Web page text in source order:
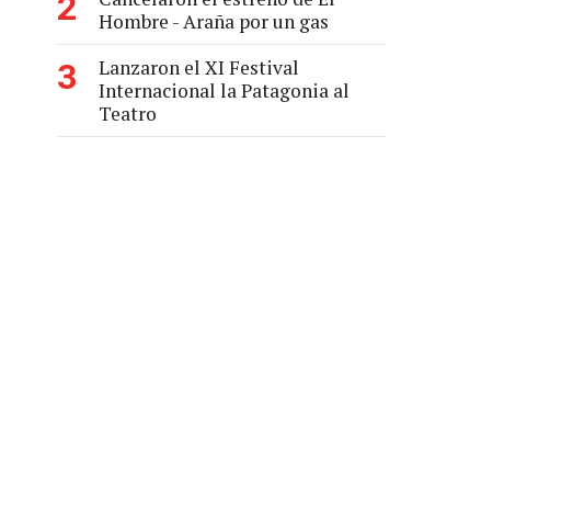
Hombre - Araña por un gas
3
Lanzaron el XI Festival
Internacional la Patagonia al
Teatro